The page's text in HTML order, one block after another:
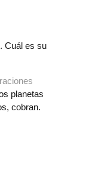
Cuál es su
planetas
cobran.